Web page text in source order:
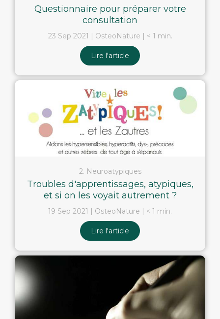
Questionnaire pour préparer votre
consultation
23 Sep 2021 OsteoNature < 1 min.
Lire l'article
2. Neuroatypiques
Troubles d'apprentissages, atypiques,
et si on les voyait autrement ?
19 Sep 2021 OsteoNature < 1 min.
Lire l'article